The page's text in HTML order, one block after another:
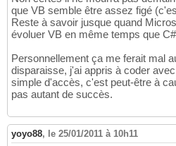
que VB semble être assez figé
Reste à savoir jusque quand
évoluer VB en même temps que
Personnellement ça me ferait mal
disparaisse, j'ai appris à coder
simple d'accès, c'est peut-être à
pas autant de succès.
yoyo88, le 25/01/2011 à 10h11